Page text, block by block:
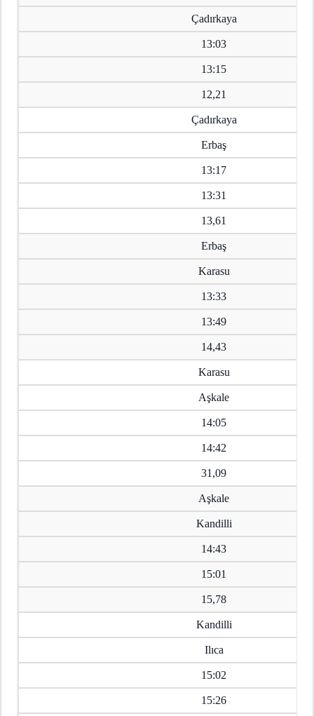
Çadırkaya
13:03
13:15
12,21
Çadırkaya
Erbaş
13:17
13:31
13,61
Erbaş
Karasu
13:33
13:49
14,43
Karasu
Aşkale
14:05
14:42
31,09
Aşkale
Kandilli
14:43
15:01
15,78
Kandilli
Ilıca
15:02
15:26